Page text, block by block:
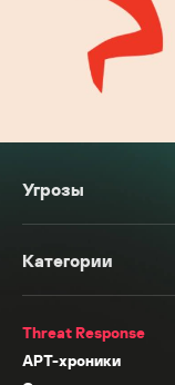
Угрозы
Категории
Threat Response
APT-хроники